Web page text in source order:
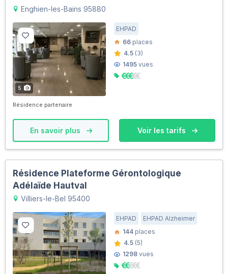
Enghien-les-Bains 95880
5
EHPAD
66 places
4.5 (3)
1495 vues
Résidence partenaire
En savoir plus Voir les tarifs
Résidence Plateforme Gérontologique
Adélaïde Hautval
Villiers-le-Bel 95400
EHPAD
EHPAD Alzheimer
144 places
4.5 (5)
1298 vues